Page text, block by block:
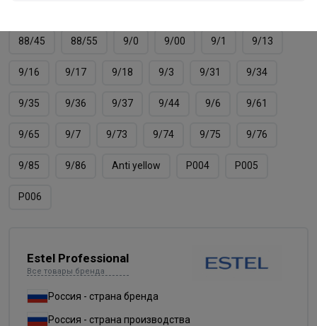
88/45 88/55 9/0 9/00 9/1 9/13
9/16 9/17 9/18 9/3 9/31 9/34
9/35 9/36 9/37 9/44 9/6 9/61
9/65 9/7 9/73 9/74 9/75 9/76
9/85 9/86 Аnti yellow Р004 Р005
Р006
Estel Professional
Все товары бренда
Россия - страна бренда
Россия - страна производства